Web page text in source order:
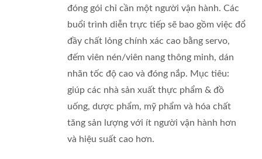
đóng gói chỉ cần một người vận hành. Các
buổi trình diễn trực tiếp sẽ bao gồm việc đổ
đầy chất lỏng chính xác cao bằng servo,
đếm viên nén/viên nang thông minh, dán
nhãn tốc độ cao và đóng nắp. Mục tiêu:
giúp các nhà sản xuất thực phẩm & đồ
uống, dược phẩm, mỹ phẩm và hóa chất
tăng sản lượng với ít người vận hành hơn
và hiệu suất cao hơn.